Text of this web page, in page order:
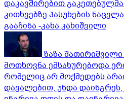
დაკავშირებით
კითხვებზე პასუხების
გააჩინა -კახა კახიშვილი
ზაზა
მოთხოვნა ემსახურებოდა
რომელიც არ მოქმედებს
დავალებით, უნდა